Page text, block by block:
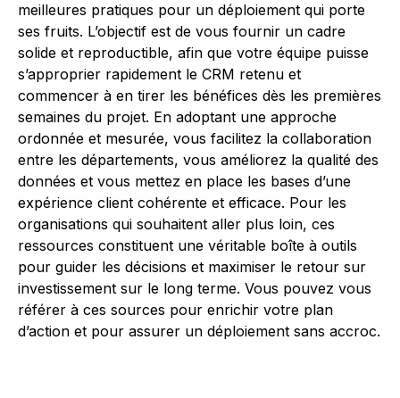
meilleures pratiques pour un déploiement qui porte
ses fruits. L’objectif est de vous fournir un cadre
solide et reproductible, afin que votre équipe puisse
s’approprier rapidement le CRM retenu et
commencer à en tirer les bénéfices dès les premières
semaines du projet. En adoptant une approche
ordonnée et mesurée, vous facilitez la collaboration
entre les départements, vous améliorez la qualité des
données et vous mettez en place les bases d’une
expérience client cohérente et efficace. Pour les
organisations qui souhaitent aller plus loin, ces
ressources constituent une véritable boîte à outils
pour guider les décisions et maximiser le retour sur
investissement sur le long terme. Vous pouvez vous
référer à ces sources pour enrichir votre plan
d’action et pour assurer un déploiement sans accroc.